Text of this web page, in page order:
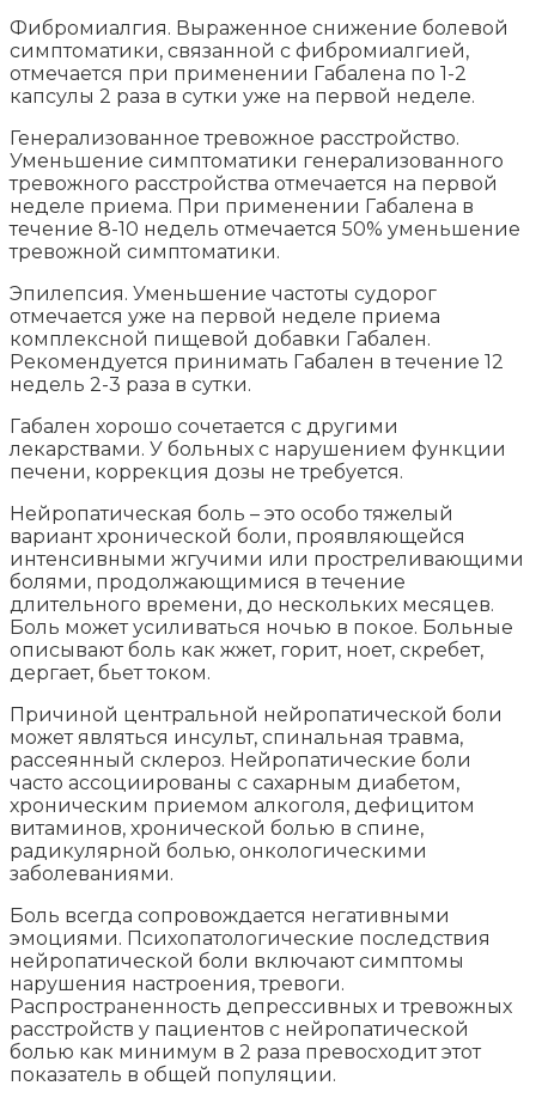
Фибромиалгия. Выраженное снижение болевой
симптоматики, связанной с фибромиалгией,
отмечается при применении Габалена по 1-2
капсулы 2 раза в сутки уже на первой неделе.
Генерализованное тревожное расстройство.
Уменьшение симптоматики генерализованного
тревожного расстройства отмечается на первой
неделе приема. При применении Габалена в
течение 8-10 недель отмечается 50% уменьшение
тревожной симптоматики.
Эпилепсия. Уменьшение частоты судорог
отмечается уже на первой неделе приема
комплексной пищевой добавки Габален.
Рекомендуется принимать Габален в течение 12
недель 2-3 раза в сутки.
Габален хорошо сочетается с другими
лекарствами. У больных с нарушением функции
печени, коррекция дозы не требуется.
Нейропатическая боль – это особо тяжелый
вариант хронической боли, проявляющейся
интенсивными жгучими или простреливающими
болями, продолжающимися в течение
длительного времени, до нескольких месяцев.
Боль может усиливаться ночью в покое. Больные
описывают боль как жжет, горит, ноет, скребет,
дергает, бьет током.
Причиной центральной нейропатической боли
может являться инсульт, спинальная травма,
рассеянный склероз. Нейропатические боли
часто ассоциированы с сахарным диабетом,
хроническим приемом алкоголя, дефицитом
витаминов, хронической болью в спине,
радикулярной болью, онкологическими
заболеваниями.
Боль всегда сопровождается негативными
эмоциями. Психопатологические последствия
нейропатической боли включают симптомы
нарушения настроения, тревоги.
Распространенность депрессивных и тревожных
расстройств у пациентов с нейропатической
болью как минимум в 2 раза превосходит этот
показатель в общей популяции.